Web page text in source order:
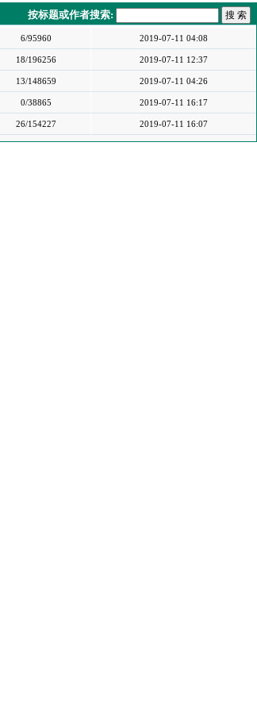
按标题或作者搜索:
6/95960 2019-07-11 04:08
18/196256 2019-07-11 12:37
13/148659 2019-07-11 04:26
0/38865 2019-07-11 16:17
26/154227 2019-07-11 16:07